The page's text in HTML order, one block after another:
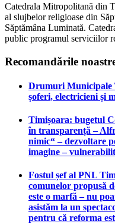
Catedrala Mitropolitană din
al slujbelor religioase din
Săptămâna Luminată.
public programul serviciilor
Recomandările
Drumuri Municipale
șoferi, electricieni și
Timișoara: bugetul
în transparență –
nimic“ – dezvoltare
imagine –
Fostul șef al PNL
comunelor propusă
este o marfă – nu
asistăm la un
pentru că reforma